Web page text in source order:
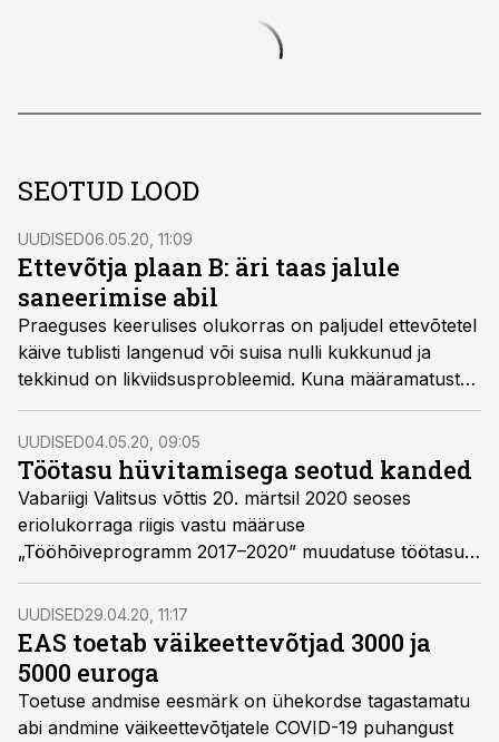
SEOTUD LOOD
UUDISED06.05.20, 11:09
Ettevõtja plaan B: äri taas jalule
saneerimise abil
Praeguses keerulises olukorras on paljudel ettevõtetel
käive tublisti langenud või suisa nulli kukkunud ja
tekkinud on likviidsusprobleemid. Kuna määramatust
on palju ja keegi ei tea, kas seismajäänud äri hakkab
taastuma kolme, kuue või üheksa kuu pärast, tasub
ettevõtjatel mõelda ka plaanile B ehk oma ettevõtte
päästmisele saneerimise abil.
UUDISED04.05.20, 09:05
Töötasu hüvitamisega seotud kanded
Vabariigi Valitsus võttis 20. märtsil 2020 seoses
eriolukorraga riigis vastu määruse
„Tööhõiveprogramm 2017–2020” muudatuse töötasu
hüvitise osas, mis kehtib kuni 30. juunini 2020.
UUDISED29.04.20, 11:17
EAS toetab väikeettevõtjad 3000 ja
5000 euroga
Toetuse andmise eesmärk on ühekordse tagastamatu
abi andmine väikeettevõtjatele COVID-19 puhangust